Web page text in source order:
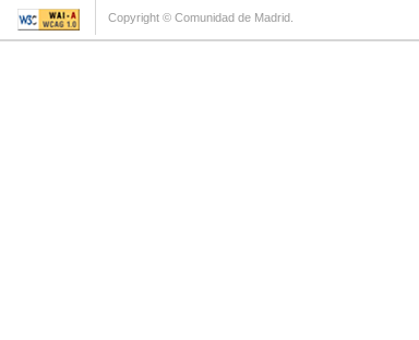
Copyright © Comunidad de Madrid.